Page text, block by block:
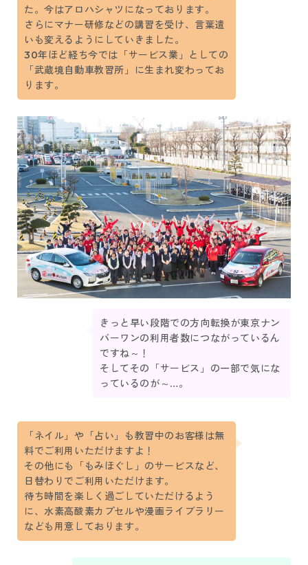
た。今はアロハシャツになっております。
さらにマナー研修などの講習を受け、言葉遣
いも変えるようにしていきました。
30年ほど経ち今では「サービス業」としての
「武蔵境自動車教習所」に生まれ変わってお
ります。
きっと早い段階での方向転換が東京ナン
バーワンの利用者数につながっているん
ですね～！
そしてその「サービス」の一部で気にな
っているのが～…。
「ネイル」や「占い」も教習中のお客様は無
料でご利用いただけますよ！
その他にも「もみほぐし」のサービスなど、
日替わりでご利用いただけます。
待ち時間を楽しく過ごしていただけるよう
に、水素高酸素カプセルや漫画ライブラリー
なども用意しております。